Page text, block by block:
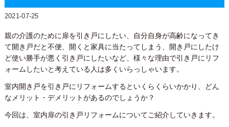
2021-07-25
親の介護のために扉を引き戸にしたい、自分自身が高齢になってき
て開き戸だと不便、開くと家具に当たってしまう、開き戸にしたけ
ど使い勝手が悪く引き戸にしたいなど、様々な理由で引き戸にリフ
ォームしたいと考えている人は多くいらっしゃいます。
室内開き戸を引き戸にリフォームするといくらくらいかかり、どん
なメリット・デメリットがあるのでしょうか？
今回は、室内扉の引き戸リフォームについてご紹介していきます。